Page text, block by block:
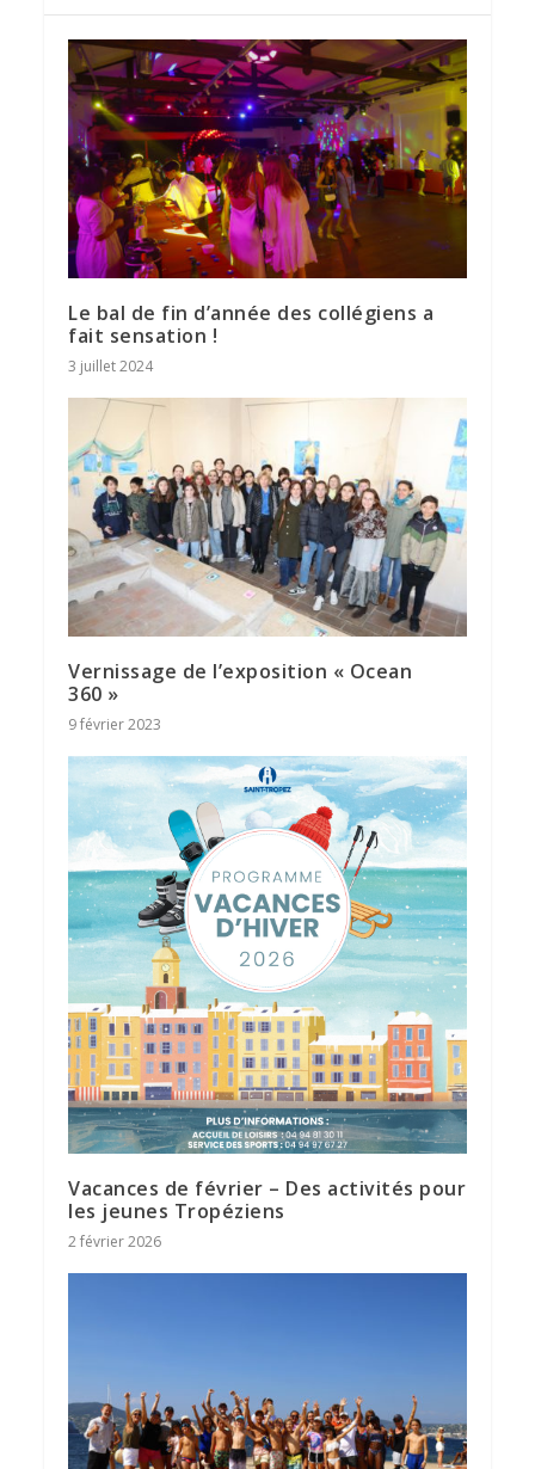
ARTICLES SIMILAIRES
Le bal de fin d’année des collégiens a
fait sensation !
3 juillet 2024
Vernissage de l’exposition « Ocean
360 »
9 février 2023
Vacances de février – Des activités pour
les jeunes Tropéziens
2 février 2026